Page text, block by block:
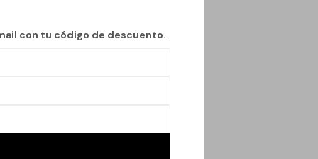
con tu código de descuento.
variedad de
tus objetos